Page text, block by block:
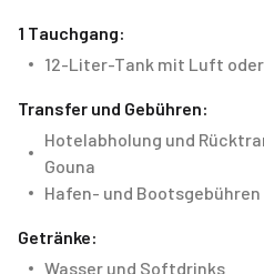
1 Tauchgang:
12-Liter-Tank mit Luft
Transfer und Gebühren:
Hotelabholung und
Gouna
Hafen- und Bootsgebühren
Getränke:
Wasser und Softdrinks